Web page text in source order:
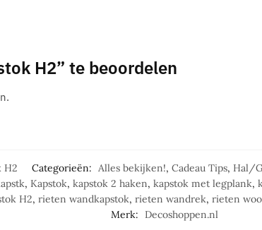
H2” te beoordelen
H2 Categorieën: Alles bekijken!, Cadeau Tips, Hal/
, Kapstok, kapstok 2 haken, kapstok met legplank,
H2, rieten wandkapstok, rieten wandrek, rieten
Merk: Decoshoppen.nl